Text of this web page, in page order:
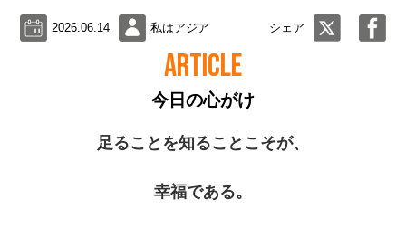
2026.06.14 私はアジア シェア
ARTICLE
今日の心がけ